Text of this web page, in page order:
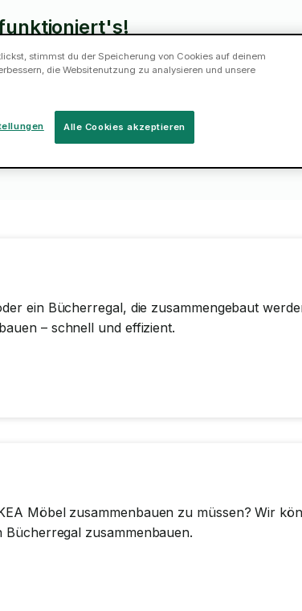
einen Tasker, potenziell
und
ein Bücherregal, die zusammengebaut
– schnell und effizient.
Möbel zusammenbauen zu müssen? Wir
zusammenbauen.
stimmst du der Speicherung von Cookies auf deinem
die Websitenutzung zu analysieren und unsere
Alle Cookies akzeptieren